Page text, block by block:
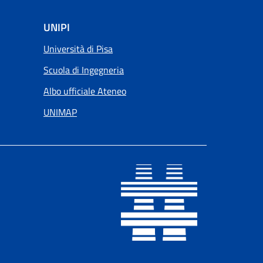
UNIPI
Università di Pisa
Scuola di Ingegneria
Albo ufficiale Ateneo
UNIMAP